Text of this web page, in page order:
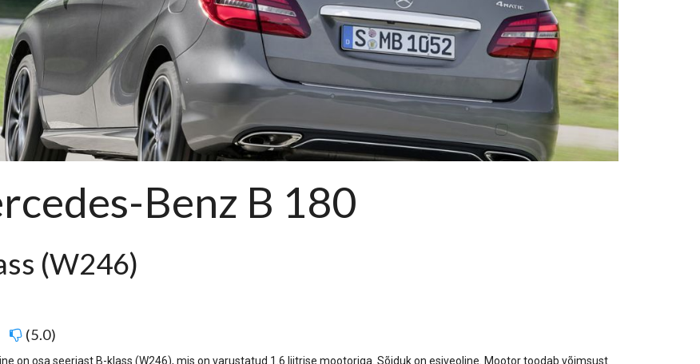
Benz B 180
(W246)
5.0
on osa seeriast B-klass (W246), mis on varustatud 1.6 liitrise mootoriga. Sõiduk on esiveoline. Mootor toodab võimsust